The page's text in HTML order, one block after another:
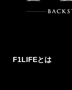
F1LIFEとは